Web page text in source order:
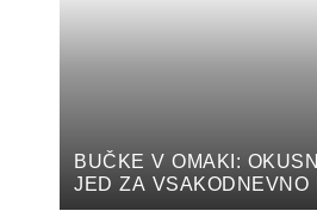
BUČKE V OMAKI:
JED ZA VSAKODNEVNO